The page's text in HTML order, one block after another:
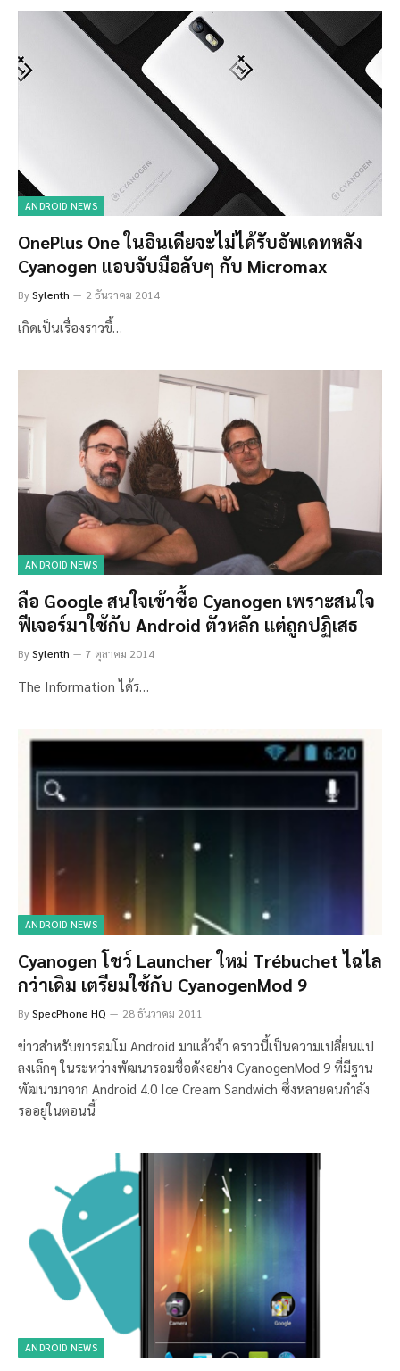
ANDROID NEWS
OnePlus One ในอินเดียจะไม่ได้รับอัพเดทหลัง
Cyanogen แอบจับมือลับๆ กับ Micromax
BySylenth 2 ธันวาคม 2014
เกิดเป็นเรื่องราวขึ้…
ANDROID NEWS
ลือ Google สนใจเข้าซื้อ Cyanogen เพราะสนใจ
ฟีเจอร์มาใช้กับ Android ตัวหลัก แต่ถูกปฏิเสธ
BySylenth 7 ตุลาคม 2014
The Information ได้ร…
ANDROID NEWS
Cyanogen โชว์ Launcher ใหม่ Trébuchet ไฉไล
กว่าเดิม เตรียมใช้กับ CyanogenMod 9
BySpecPhone HQ 28 ธันวาคม 2011
ข่าวสำหรับขารอมโม Android มาแล้วจ้า คราวนี้เป็นความเปลี่ยนแป
ลงเล็กๆ ในระหว่างพัฒนารอมชื่อดังอย่าง CyanogenMod 9 ที่มีฐาน
พัฒนามาจาก Android 4.0 Ice Cream Sandwich ซึ่งหลายคนกำลัง
รออยู่ในตอนนี้
ANDROID NEWS